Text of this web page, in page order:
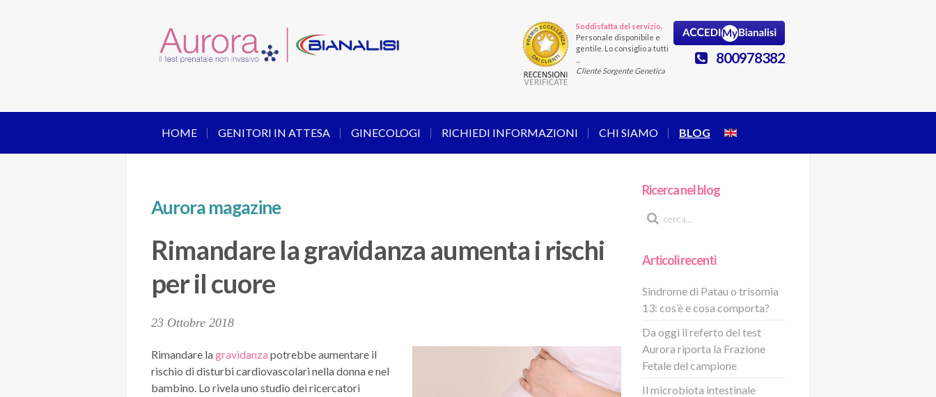
Soddisfatta del servizio.
Personale disponibile e
gentile. Lo consiglio a tutti
Cliente Sorgente Genetica
800978382
HOME GENITORI IN ATTESA GINECOLOGI RICHIEDI INFORMAZIONI CHI SIAMO BLOG
Aurora magazine
Rimandare la gravidanza aumenta i rischi
per il cuore
23 Ottobre 2018
Rimandare lagravidanza potrebbe aumentare il
rischio di disturbi cardiovascolari nella donna e nel
bambino. Lo rivela uno studio dei ricercatori
Ricerca nel blog
Articoli recenti
Sindrome di Patau o trisomia
13: cos’è e cosa comporta?
Da oggi il referto del test
Aurora riporta la Frazione
Fetale del campione
Il microbiota intestinale